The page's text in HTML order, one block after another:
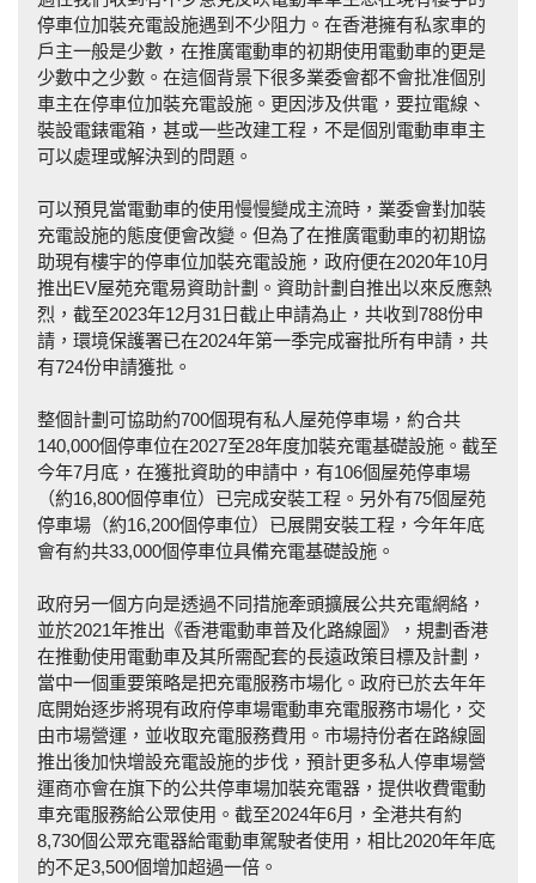
停車位加裝充電設施遇到不少阻力。在香港擁有私家車的
戶主一般是少數，在推廣電動車的初期使用電動車的更是
少數中之少數。在這個背景下很多業委會都不會批准個別
車主在停車位加裝充電設施。更因涉及供電，要拉電線、
裝設電錶電箱，甚或一些改建工程，不是個別電動車車主
可以處理或解決到的問題。
可以預見當電動車的使用慢慢變成主流時，業委會對加裝
充電設施的態度便會改變。但為了在推廣電動車的初期協
助現有樓宇的停車位加裝充電設施，政府便在2020年10月
推出EV屋苑充電易資助計劃。資助計劃自推出以來反應熱
烈，截至2023年12月31日截止申請為止，共收到788份申
請，環境保護署已在2024年第一季完成審批所有申請，共
有724份申請獲批。
整個計劃可協助約700個現有私人屋苑停車場，約合共
140,000個停車位在2027至28年度加裝充電基礎設施。截至
今年7月底，在獲批資助的申請中，有106個屋苑停車場
（約16,800個停車位）已完成安裝工程。另外有75個屋苑
停車場（約16,200個停車位）已展開安裝工程，今年年底
會有約共33,000個停車位具備充電基礎設施。
政府另一個方向是透過不同措施牽頭擴展公共充電網絡，
並於2021年推出《香港電動車普及化路線圖》，規劃香港
在推動使用電動車及其所需配套的長遠政策目標及計劃，
當中一個重要策略是把充電服務市場化。政府已於去年年
底開始逐步將現有政府停車場電動車充電服務市場化，交
由市場營運，並收取充電服務費用。市場持份者在路線圖
推出後加快增設充電設施的步伐，預計更多私人停車場營
運商亦會在旗下的公共停車場加裝充電器，提供收費電動
車充電服務給公眾使用。截至2024年6月，全港共有約
8,730個公眾充電器給電動車駕駛者使用，相比2020年年底
的不足3,500個增加超過一倍。